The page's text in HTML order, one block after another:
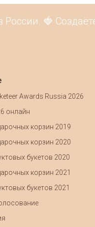
🍓
Awards Russia 2026
онлайн
корзин 2019
корзин 2020
букетов 2020
корзин 2021
букетов 2021